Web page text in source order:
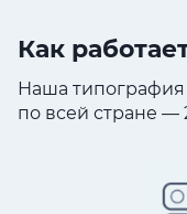
Как
Наша типография
по всей стране —